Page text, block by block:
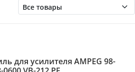
для усилителя AMPEG 98-